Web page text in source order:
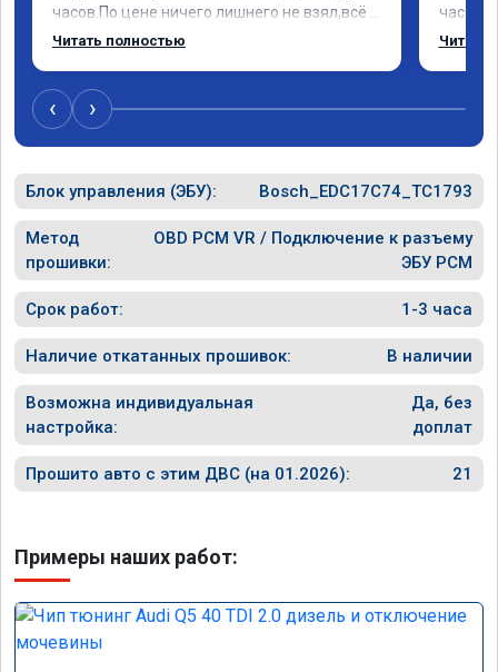
часов.По цене ничего лишнего не взял,всё
как договаривались заранее.После работы
случае поломки авто.Однозначно
рекомендую Алексея как грамотного
специалиста!
Читать полностью
час
Арман
Читать
‹ ›
Блок управления (ЭБУ): Bosch_EDC17C74_TC1793
Метод
прошивки:
OBD PCM VR / Подключение к разъему
ЭБУ PCM
Срок работ: 1-3 часа
Наличие откатанных прошивок: В наличии
Возможна индивидуальная
настройка:
Да, без
доплат
Прошито авто с этим ДВС (на 01.2026): 21
Примеры наших работ: